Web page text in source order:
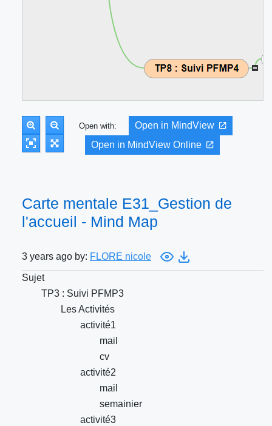
Open with:
Open in MindView
Open in MindView Online
Carte mentale E31_Gestion de
l'accueil - Mind Map
3 years ago by: FLORE nicole
Sujet
TP3 : Suivi PFMP3
Les Activités
activité1
mail
cv
activité2
mail
semainier
activité3